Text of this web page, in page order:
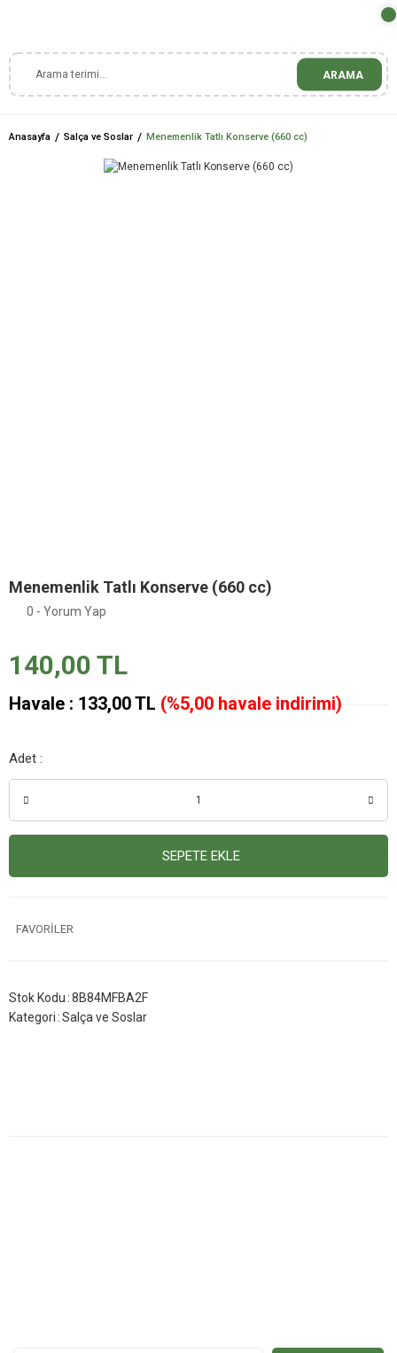
ARAMA
Anasayfa Salça ve Soslar Menemenlik Tatlı Konserve (660 cc)
Menemenlik Tatlı Konserve (660 cc)
0 - Yorum Yap
140,00 TL
Havale : 133,00 TL (%5,00 havale indirimi)
Adet :
SEPETE EKLE
Stok Kodu 8B84MFBA2F
Kategori Salça ve Soslar